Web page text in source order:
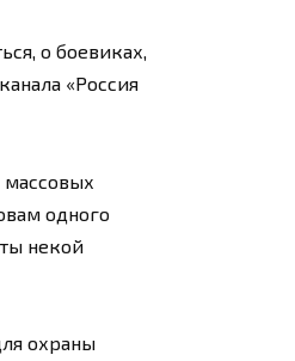
о боевиках,
«Россия
массовых
одного
некой
охраны